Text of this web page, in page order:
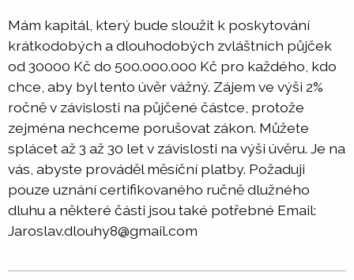
Mám kapitál, který bude sloužit k poskytování
krátkodobých a dlouhodobých zvláštních půjček
od 30000 Kč do 500.000.000 Kč pro každého, kdo
chce, aby byl tento úvěr vážný. Zájem ve výši 2%
ročně v závislosti na půjčené částce, protože
zejména nechceme porušovat zákon. Můžete
splácet až 3 až 30 let v závislosti na výši úvěru. Je na
vás, abyste prováděl měsíční platby. Požaduji
pouze uznání certifikovaného ručně dlužného
dluhu a některé části jsou také potřebné Email:
Jaroslav.dlouhy8@gmail.com